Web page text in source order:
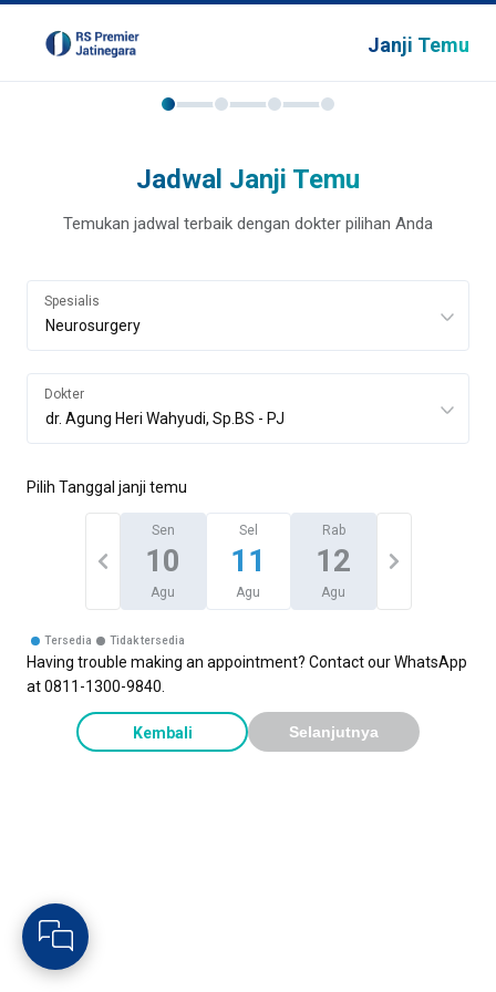
Janji Temu
Jadwal Janji Temu
Temukan jadwal terbaik dengan dokter pilihan Anda
Spesialis
Dokter
Pilih Tanggal janji temu
Sen
10
Agu
Sel
11
Agu
Rab
12
Agu
Tersedia Tidak tersedia
Having trouble making an appointment? Contact our WhatsApp
at 0811-1300-9840.
Kembali